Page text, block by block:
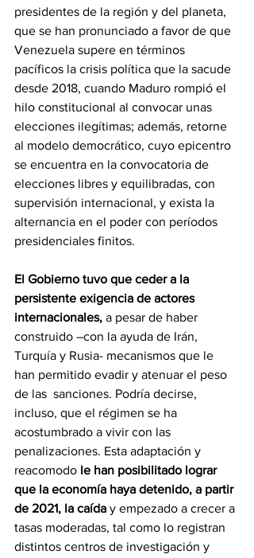
presidentes de la región y del planeta,
que se han pronunciado a favor de que
Venezuela supere en términos
pacíficos la crisis política que la sacude
desde 2018, cuando Maduro rompió el
hilo constitucional al convocar unas
elecciones ilegítimas; además, retorne
al modelo democrático, cuyo epicentro
se encuentra en la convocatoria de
elecciones libres y equilibradas, con
supervisión internacional, y exista la
alternancia en el poder con períodos
presidenciales finitos.
El Gobierno tuvo que ceder a la
persistente exigencia de actores
internacionales, a pesar de haber
construido –con la ayuda de Irán,
Turquía y Rusia- mecanismos que le
han permitido evadir y atenuar el peso
de las  sanciones. Podría decirse,
incluso, que el régimen se ha
acostumbrado a vivir con las
penalizaciones. Esta adaptación y
reacomodo le han posibilitado lograr
que la economía haya detenido, a partir
de 2021, la caída y empezado a crecer a
tasas moderadas, tal como lo registran
distintos centros de investigación y